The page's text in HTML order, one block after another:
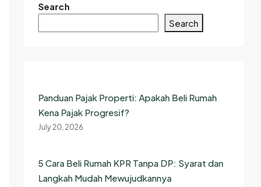
Search
Search
Panduan Pajak Properti: Apakah Beli Rumah
Kena Pajak Progresif?
July 20, 2026
5 Cara Beli Rumah KPR Tanpa DP: Syarat dan
Langkah Mudah Mewujudkannya